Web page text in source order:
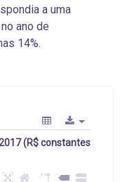
a uma
ano de
14%.
(R$ constantes